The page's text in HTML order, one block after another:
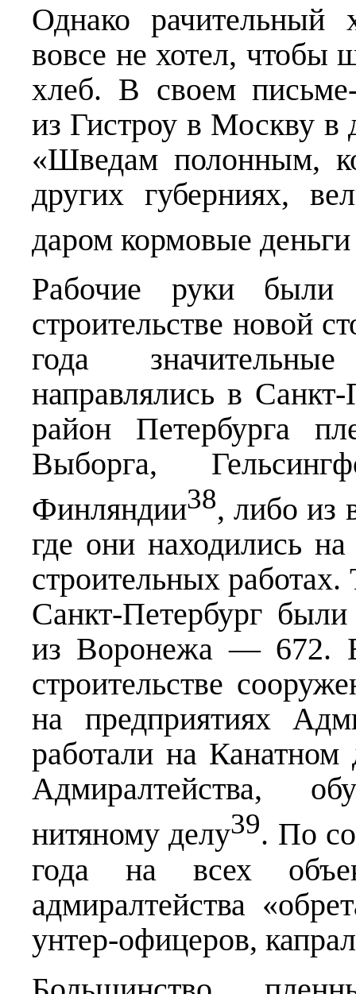
Однако
вовсе не хотел, чтобы
хлеб. В своем
из Гистроу в Москву в
«Шведам полонным,
других губерниях,
даром кормовые
Рабочие руки
строительстве новой
года
направлялись в
район Петербурга
Выборга,
Финляндии38, либо из
где они находились
строительных
Санкт-Петербург
из Воронежа — 672.
строительстве
на предприятиях
работали на
Адмиралтейства,
нитяному делу39. По
года на всех
адмиралтейства
унтер-офицеров,